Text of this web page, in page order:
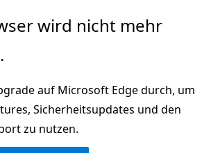
wird nicht mehr
auf Microsoft Edge durch, um
Sicherheitsupdates und den
zu nutzen.